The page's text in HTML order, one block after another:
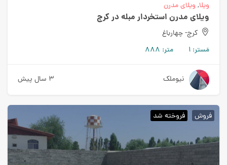
ویلا,ویلای مدرن
ویلای مدرن استخردار مبله در کرج
کرج- چهارباغ
مَستر: ۱ متر: ۸۸۸
نیوملک ۳ سال پیش
فروش فروخته شد